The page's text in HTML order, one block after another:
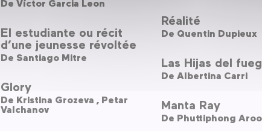
De Víctor Garcia Leon
El estudiante ou récit
d’une jeunesse révoltée
De Santiago Mitre
Glory
De Kristina Grozeva , Petar
Valchanov
Réalité
De Quentin Dupieux
Las Hijas del
De Albertina Carri
Manta Ray
De Phuttiphong